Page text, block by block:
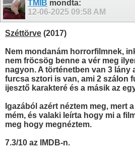
TMIB mondta:
12-06-2025 09:58 AM
Széttörve (2017)
Nem mondanám horrorfilmnek,
nem fröcsög benne a vér meg
nagyon. A történetben van 3 lány
furcsa sztori is van, ami 2 szálon
ijesztő karakteré és a másik az
Igazából azért néztem meg, mert
mém, és valaki leírta hogy mi a
meg hogy megnéztem.
7.3/10 az IMDB-n.